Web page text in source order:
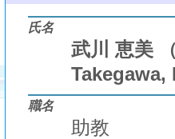
氏名
武川 恵美
Takegawa,
職名
助教